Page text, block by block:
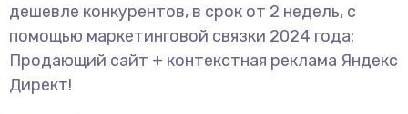
дешевле конкурентов, в срок от 2 недель, с
помощью маркетинговой связки 2024 года:
Продающий сайт + контекстная реклама Яндекс
Директ!